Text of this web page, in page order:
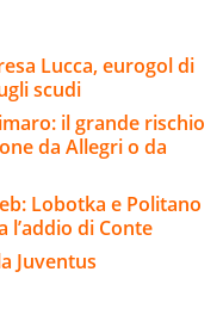
Lucca, eurogol di
scudi
il grande rischio
da Allegri o da
Lobotka e Politano
l’addio di Conte
Juventus